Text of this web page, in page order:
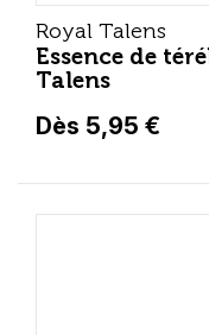
Royal Talens
Essence de
Talens
Dès 5,95 €